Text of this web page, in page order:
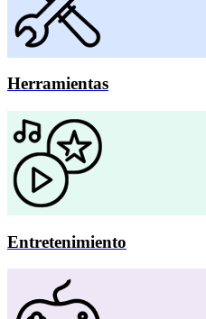
Herramientas
Entretenimiento